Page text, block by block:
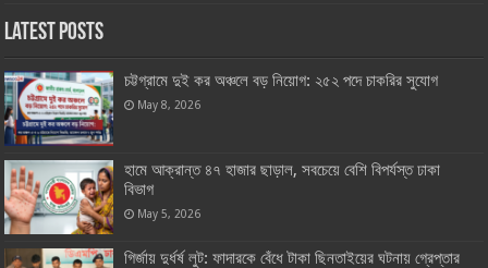
Latest Posts
চট্টগ্রামে দুই কর অঞ্চলে বড় নিয়োগ: ২৫২ পদে চাকরির সুযোগ
May 8, 2026
হামে আক্রান্ত ৪৭ হাজার ছাড়াল, সবচেয়ে বেশি বিপর্যস্ত ঢাকা
বিভাগ
May 5, 2026
গির্জায় দুর্ধর্ষ লুট: ফাদারকে বেঁধে টাকা ছিনতাইয়ের ঘটনায় গ্রেপ্তার